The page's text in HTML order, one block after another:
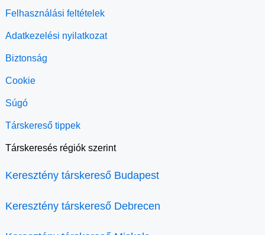
Felhasználási feltételek
Adatkezelési nyilatkozat
Biztonság
Cookie
Súgó
Társkereső tippek
Társkeresés régiók szerint
Keresztény társkereső Budapest
Keresztény társkereső Debrecen